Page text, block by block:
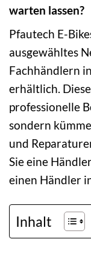
warten lassen?
Pfautech E-
ausgewähltes
Fachhändlern
erhältlich.
professionelle
sondern
und
Sie eine
einen Händler
Inhalt